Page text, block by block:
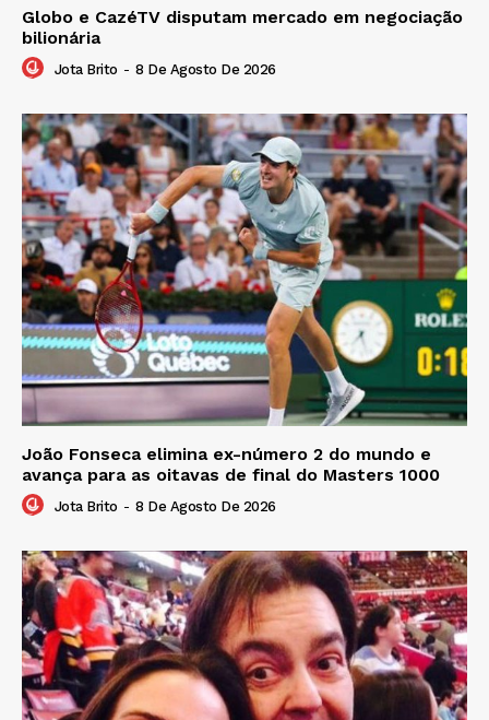
Globo e CazéTV disputam mercado em negociação
bilionária
Jota Brito - 8 De Agosto De 2026
João Fonseca elimina ex-número 2 do mundo e
avança para as oitavas de final do Masters 1000
Jota Brito - 8 De Agosto De 2026